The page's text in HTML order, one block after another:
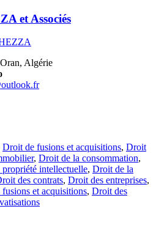
et Associés
Algérie
Droit de fusions et acquisitions, Droit
, Droit de la consommation,
intellectuelle, Droit de la
des contrats, Droit des entreprises,
et acquisitions, Droit des